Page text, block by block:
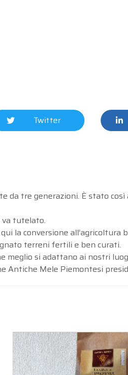
Twitter
da tre generazioni. È stato
va tutelato.
la conversione
terreni fertili e ben curati.
meglio si adattano ai nostri
Antiche Mele Piemontesi